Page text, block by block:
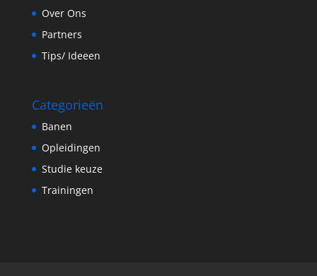
Over Ons
Partners
Tips/ Ideeen
Categorieën
Banen
Opleidingen
Studie keuze
Trainingen